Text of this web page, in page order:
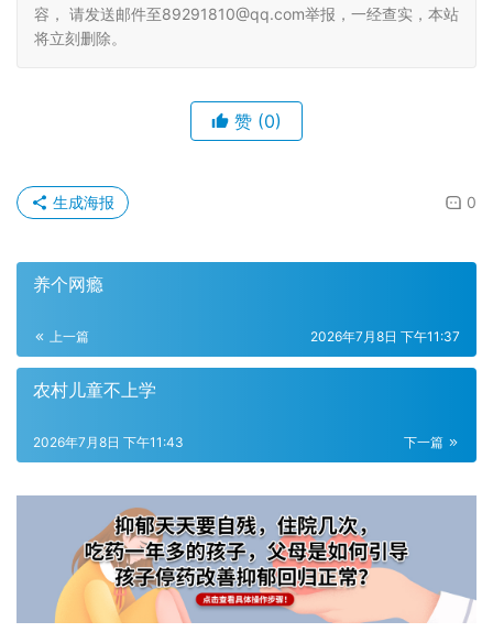
容， 请发送邮件至89291810@qq.com举报，一经查实，本站
将立刻删除。
赞 (0)
0
生成海报
养个网瘾
上一篇 2026年7月8日 下午11:37
农村儿童不上学
下一篇
2026年7月8日 下午11:43